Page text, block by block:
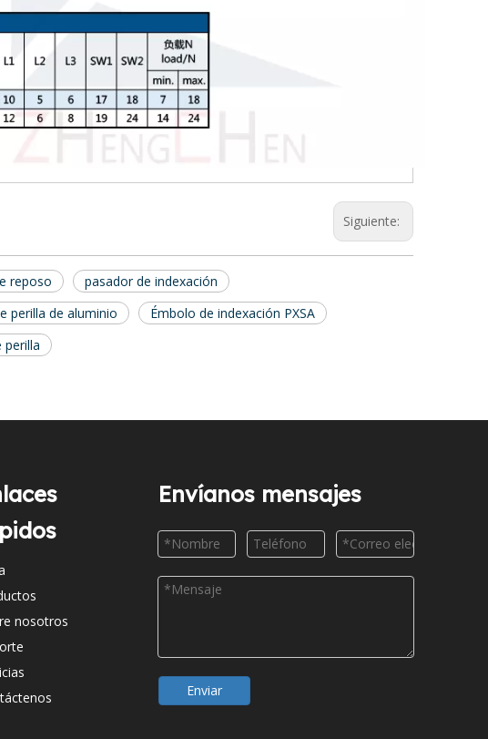
Siguiente:
reposo
pasador de indexación
perilla de aluminio
Émbolo de indexación PXSA
perilla
nosotros
Envíanos mensajes
Enviar